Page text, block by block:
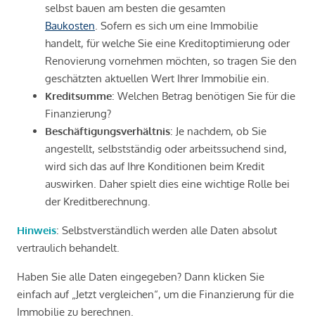
selbst bauen am besten die gesamten
Baukosten . Sofern es sich um eine Immobilie
handelt, für welche Sie eine Kreditoptimierung oder
Renovierung vornehmen möchten, so tragen Sie den
geschätzten aktuellen Wert Ihrer Immobilie ein.
Kreditsumme: Welchen Betrag benötigen Sie für die
Finanzierung?
Beschäftigungsverhältnis: Je nachdem, ob Sie
angestellt, selbstständig oder arbeitssuchend sind,
wird sich das auf Ihre Konditionen beim Kredit
auswirken. Daher spielt dies eine wichtige Rolle bei
der Kreditberechnung.
Hinweis: Selbstverständlich werden alle Daten absolut
vertraulich behandelt.
Haben Sie alle Daten eingegeben? Dann klicken Sie
einfach auf „Jetzt vergleichen“, um die Finanzierung für die
Immobilie zu berechnen.